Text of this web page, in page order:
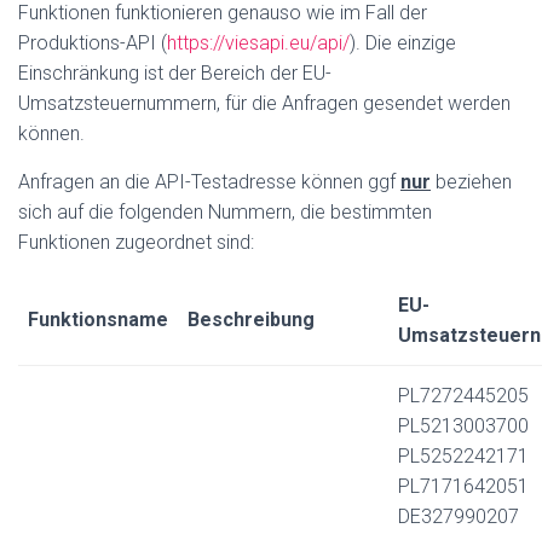
Funktionen funktionieren genauso wie im Fall der
Produktions-API (https://viesapi.eu/api/). Die einzige
Einschränkung ist der Bereich der EU-
Umsatzsteuernummern, für die Anfragen gesendet werden
können.
Anfragen an die API-Testadresse können ggf nur beziehen
sich auf die folgenden Nummern, die bestimmten
Funktionen zugeordnet sind:
Funktionsname Beschreibung
EU-
PL7272445205
PL5213003700
PL5252242171
PL7171642051
DE327990207